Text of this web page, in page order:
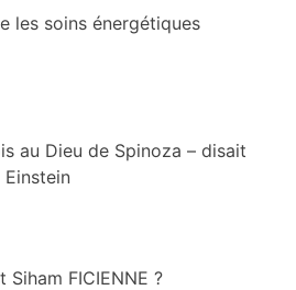
les soins énergétiques
au Dieu de Spinoza – disait
Siham FICIENNE ?